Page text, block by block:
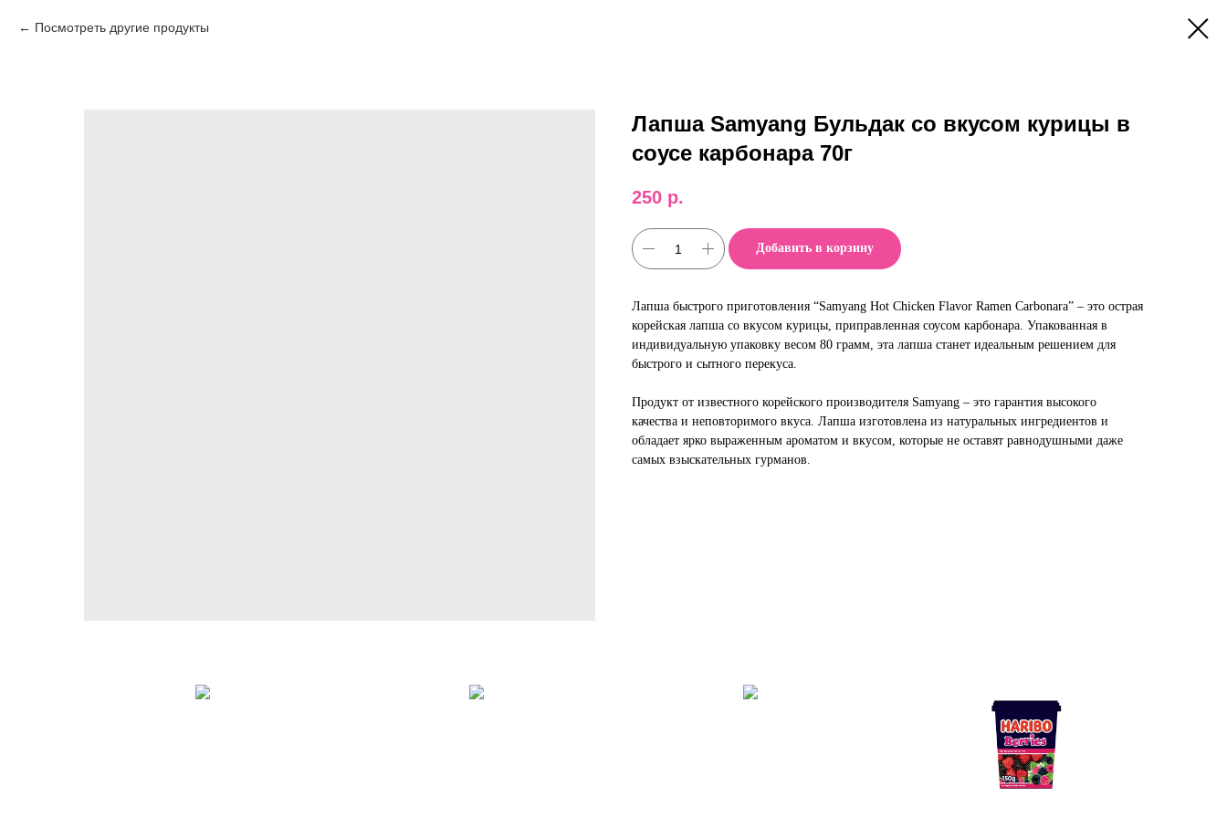
Посмотреть другие продукты
Лапша Samyang Бульдак со вкусом курицы в
соусе карбонара 70г
250 р.
Добавить в корзину
Лапша быстрого приготовления “Samyang Hot Chicken Flavor Ramen Carbonara” – это острая
корейская лапша со вкусом курицы, приправленная соусом карбонара. Упакованная в
индивидуальную упаковку весом 80 грамм, эта лапша станет идеальным решением для
быстрого и сытного перекуса.
Продукт от известного корейского производителя Samyang – это гарантия высокого
качества и неповторимого вкуса. Лапша изготовлена из натуральных ингредиентов и
обладает ярко выраженным ароматом и вкусом, которые не оставят равнодушными даже
самых взыскательных гурманов.